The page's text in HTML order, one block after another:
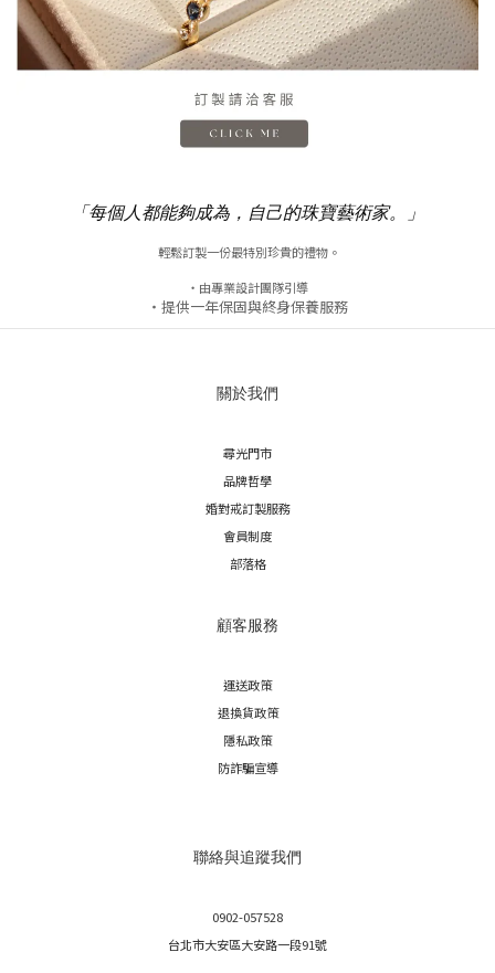
「每個人都能夠成為，自己的珠寶藝術家。」
輕鬆訂製一份最特別珍貴的禮物。
・由專業設計團隊引導
・提供一年保固與終身保養服務
關於我們
尋光門市
品牌哲學
婚對戒訂製服務
會員制度
部落格
顧客服務
運送政策
退換貨政策
隱私政策
防詐騙宣導
聯絡與追蹤我們
0902-057528
台北市大安區大安路一段91號